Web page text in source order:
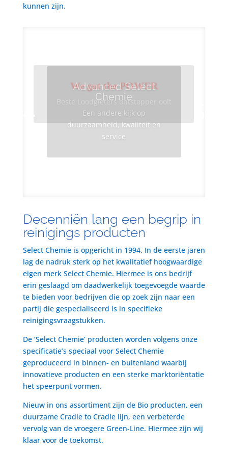
kunnen zijn.
Advanced Select
Chemie
Een andere kijk op
duurzaamheid, kwaliteit en
service
We got the POWER
Beste Loodgieters ontstopper ooit
Decenniën lang een begrip in
reinigings producten
Select Chemie is opgericht in 1994. In de eerste jaren
lag de nadruk sterk op het kwalitatief hoogwaardige
eigen merk Select Chemie. Hiermee is ons bedrijf
erin geslaagd om daadwerkelijk toegevoegde waarde
te bieden voor bedrijven die op zoek zijn naar een
partij die gespecialiseerd is in specifieke
reinigingsvraagstukken.
De ‘Select Chemie’ producten worden volgens onze
specificatie’s speciaal voor Select Chemie
geproduceerd in binnen- en buitenland waarbij
innovatieve producten en een sterke marktoriëntatie
het speerpunt vormen.
Nieuw in ons assortiment zijn de Bio producten, een
duurzame Cradle to Cradle lijn, een verbeterde
vervolg van de vroegere Green-Line. Hiermee zijn wij
klaar voor de toekomst.